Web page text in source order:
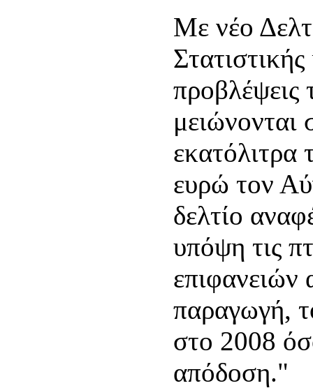
Με νέο
προβλέψεις
μειώνονται
εκατόλιτρα
ευρώ τον
δελτίο
υπόψη τις
επιφανειών
παραγωγή,
στο 2008
απόδοση."